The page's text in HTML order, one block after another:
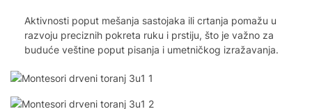
Aktivnosti poput mešanja sastojaka ili crtanja pomažu u
razvoju preciznih pokreta ruku i prstiju, što je važno za
buduće veštine poput pisanja i umetničkog izražavanja.